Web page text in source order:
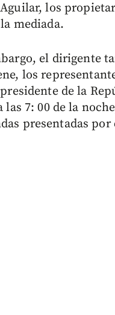
los
mediada.
el dirigente
los
de la
las 7: 00 de la
presentadas